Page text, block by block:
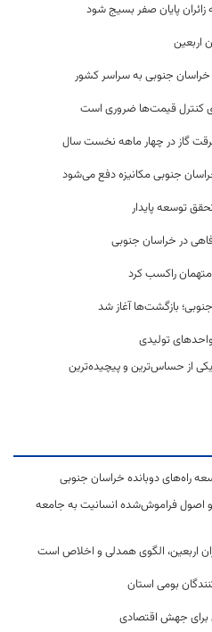
پایان صفر بسیج شود
کنترل قیمت‌ها ضروری است
جنوبی مکانیزه دفع می‌شود
توسعه پایدار
در خراسان جنوبی
راکسب کرد
تولیدی
از حساس‌ترین و پیچیده‌ترین
و اصول فراموش‌شده انسانیت به جامعه
اربعین، الگوی همدلی و اخلاص است
بومی استان
جهش اقتصادی